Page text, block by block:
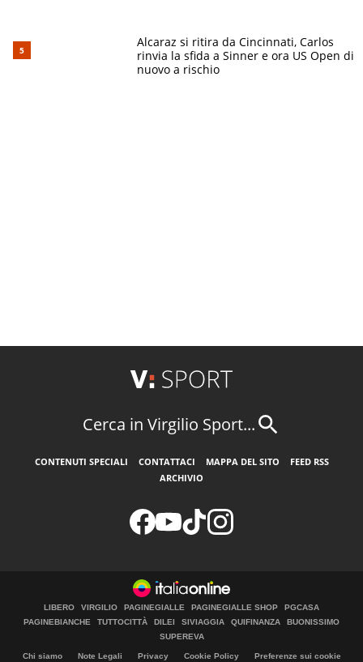
Alcaraz si ritira da Cincinnati, Carlos
rinvia la sfida a Sinner e ora US Open di
nuovo a rischio
Cerca in Virgilio Sport...
CONTENUTI SPECIALI CONTATTACI MAPPA DEL SITO
FEED RSS
ARCHIVIO
LIBERO VIRGILIO PAGINEGIALLE PAGINEGIALLE SHOP
PGCASA
PAGINEBIANCHE
TUTTOCITTÀ DILEI SIVIAGGIA QUIFINANZA
BUONISSIMO
SUPEREVA
Chi siamo Note Legali Privacy Cookie Policy Preferenze sui cookie